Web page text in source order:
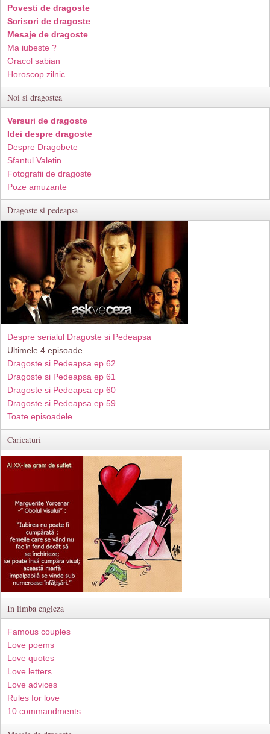
Povesti de dragoste
Scrisori de dragoste
Mesaje de dragoste
Ma iubeste ?
Oracol sabian
Horoscop zilnic
Noi si dragostea
Versuri de dragoste
Idei despre dragoste
Despre Dragobete
Sfantul Valetin
Fotografii de dragoste
Poze amuzante
Dragoste si pedeapsa
Despre serialul Dragoste si Pedeapsa
Ultimele 4 episoade
Dragoste si Pedeapsa ep 62
Dragoste si Pedeapsa ep 61
Dragoste si Pedeapsa ep 60
Dragoste si Pedeapsa ep 59
Toate episoadele...
Caricaturi
In limba engleza
Famous couples
Love poems
Love quotes
Love letters
Love advices
Rules for love
10 commandments